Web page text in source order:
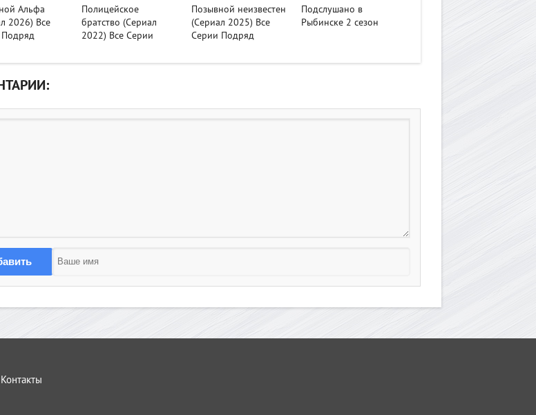
Альфа
2026) Все
Полицейское
братство (Сериал
2022) Все Серии
Позывной неизвестен
(Сериал 2025) Все
Серии Подряд
Подслушано в
Рыбинске 2 сезон